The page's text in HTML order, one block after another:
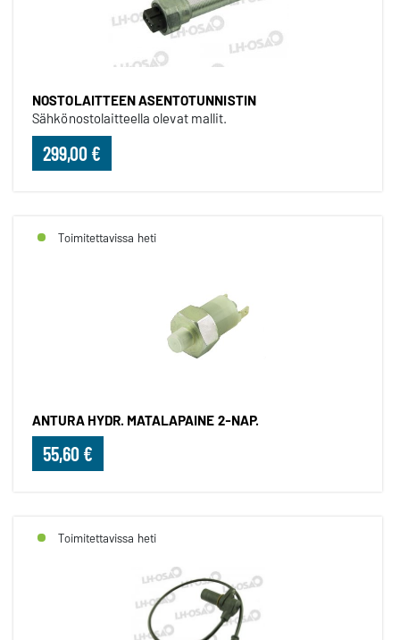
NOSTOLAITTEEN ASENTOTUNNISTIN
Sähkönostolaitteella olevat mallit.
299,00 €
Toimitettavissa heti
ANTURA HYDR. MATALAPAINE 2-NAP.
55,60 €
Toimitettavissa heti